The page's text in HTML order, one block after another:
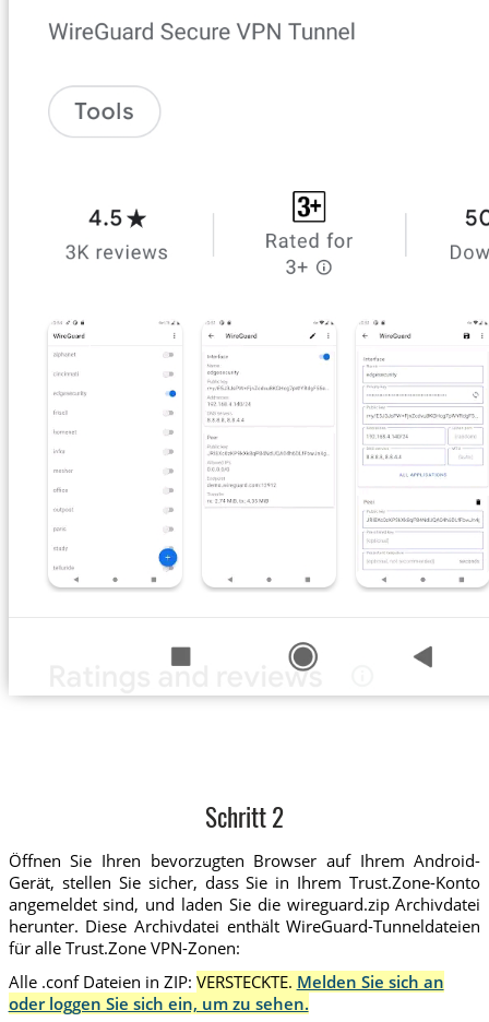
Schritt 2
Öffnen Sie Ihren bevorzugten Browser auf Ihrem Android-
Gerät, stellen Sie sicher, dass Sie in Ihrem Trust.Zone-Konto
angemeldet sind, und laden Sie die wireguard.zip Archivdatei
herunter. Diese Archivdatei enthält WireGuard-Tunneldateien
für alle Trust.Zone VPN-Zonen:
Alle .conf Dateien in ZIP: VERSTECKTE. Melden Sie sich an
oder loggen Sie sich ein, um zu sehen.